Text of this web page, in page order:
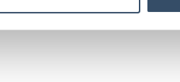
De aktuelle og de historie